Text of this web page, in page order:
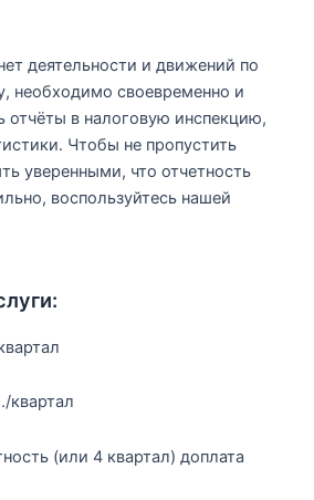
деятельности и движений по
необходимо своевременно и
отчёты в налоговую инспекцию,
Чтобы не пропустить
уверенными, что отчетность
воспользуйтесь нашей
квартал
(или 4 квартал) доплата